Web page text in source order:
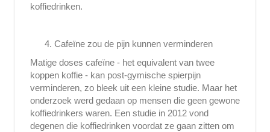
koffiedrinken.
Cafeïne zou de pijn kunnen verminderen
Matige doses cafeïne - het equivalent van twee
koppen koffie - kan post-gymische spierpijn
verminderen, zo bleek uit een kleine studie. Maar het
onderzoek werd gedaan op mensen die geen gewone
koffiedrinkers waren. Een studie in 2012 vond
degenen die koffiedrinken voordat ze gaan zitten om